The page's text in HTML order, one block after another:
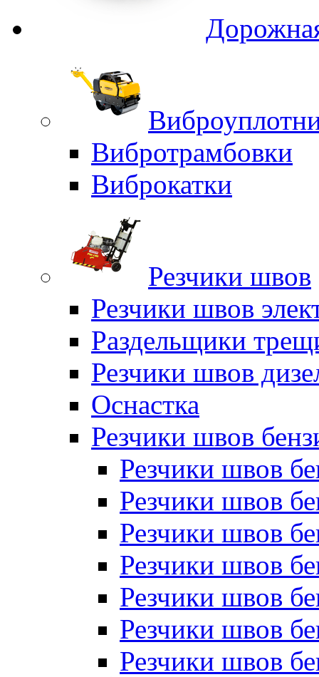
Вибротрамбовки
Виброкатки
Резчики швов
Резчики швов
Раздельщики
Резчики швов
Оснастка
Резчики швов
Резчики швов
Резчики швов
Резчики швов
Резчики швов
Резчики швов
Резчики швов
Резчики швов